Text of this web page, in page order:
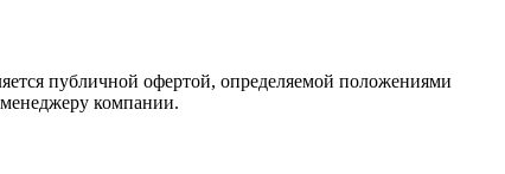
публичной офертой, определяемой положениями
компании.